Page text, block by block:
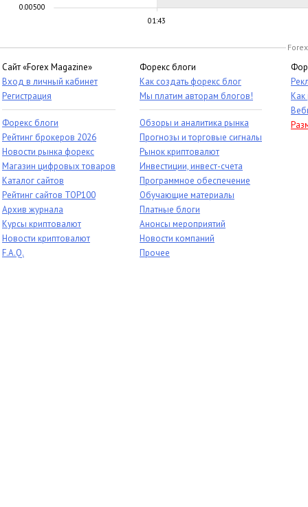
01:43
0.00500
Сайт «Forex Magazine»
Вход в личный кабинет
Регистрация
Форекс блоги
Рейтинг брокеров 2026
Новости рынка форекс
Магазин цифровых товаров
Каталог сайтов
Рейтинг сайтов TOP100
Архив журнала
Курсы криптовалют
Новости криптовалют
F.A.Q.
Форекс блоги
Как создать форекс блог
Мы платим авторам блогов!
Обзоры и аналитика рынка
Прогнозы и торговые сигналы
Рынок криптовалют
Инвестиции, инвест-счета
Программное обеспечение
Обучающие материалы
Платные блоги
Анонсы мероприятий
Новости компаний
Прочее
Как